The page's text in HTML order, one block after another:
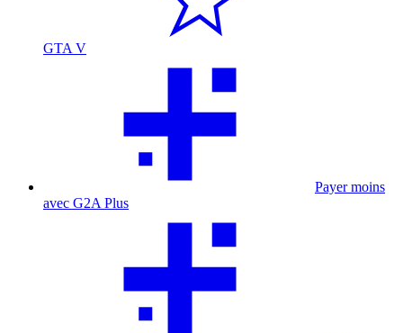
GTA V
Payer moins
avec G2A Plus